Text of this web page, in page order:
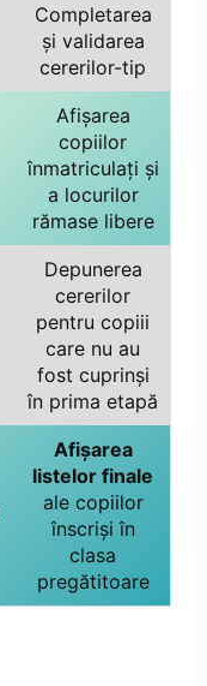
Completarea
și validarea
cererilor-tip
Afișarea
copiilor
înmatriculați și
a locurilor
rămase libere
Depunerea
cererilor
pentru copiii
care nu au
fost cuprinși
în prima etapă
Afișarea
listelor finale
ale copiilor
înscriși în
clasa
pregătitoare